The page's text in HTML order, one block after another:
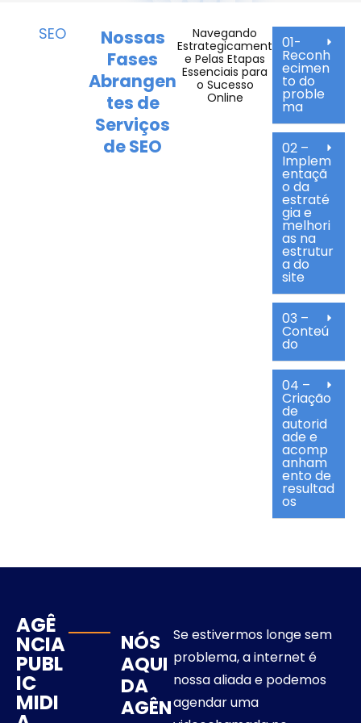
SEO
Nossas
Fases
Abrangen
tes de
Serviços
de SEO
Navegando
Estrategicament
e Pelas Etapas
Essenciais para
o Sucesso
Online
01-
Reconh
ecimen
to do
proble
ma
02 –
Implem
entaçã
o da
estraté
gia e
melhori
as na
estrutur
a do
site
03 –
Conteú
do
04 –
Criação
de
autorid
ade e
acomp
anham
ento de
resultad
os
AGÊ
NCIA
PUBL
IC
MIDI
NÓS
AQUI
DA
AGÊN
Se estivermos longe sem
problema, a internet é
nossa aliada e podemos
agendar uma